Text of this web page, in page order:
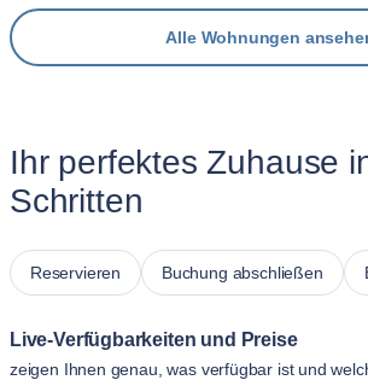
Alle Wohnungen
Ihr perfektes Zuhause
Schritten
Reservieren Buchung abschließen
Live-Verfügbarkeiten und Preise
zeigen Ihnen genau, was verfügbar ist und